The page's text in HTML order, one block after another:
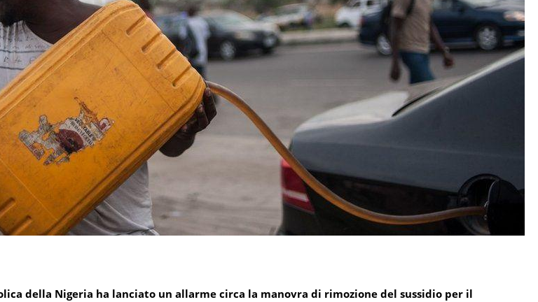
della Nigeria ha lanciato un allarme circa la manovra di rimozione del sussidio per il